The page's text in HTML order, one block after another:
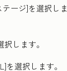
テージ]を選択しま
択します。
]を選択します。